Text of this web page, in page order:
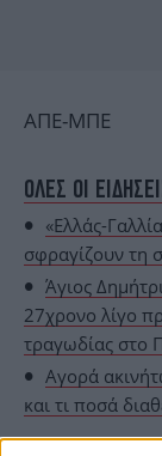
ΑΠΕ-ΜΠΕ
ΟΛΕΣ ΟΙ
«Ελλάς-
σφραγίζουν τη
Άγιος
27χρονο λίγο
τραγωδίας στο
Αγορά
και τι ποσά